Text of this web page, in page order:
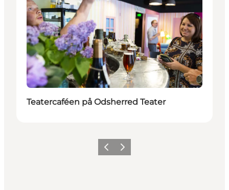
Teatercaféen på Odsherred Teater
ForrigeNæste